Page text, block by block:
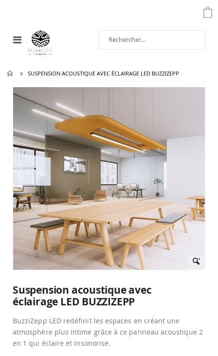
Affichage
navigation
SUSPENSION ACOUSTIQUE AVEC ÉCLAIRAGE LED BUZZIZEPP
à
la
galerie
d’images
début
de
Galerie
d’images
Suspension acoustique avec
éclairage LED BUZZIZEPP
BuzziZepp LED redéfinit les espaces en créant une
atmosphère plus intime grâce à ce panneau acoustique 2
en 1 qui éclaire et insonorise.